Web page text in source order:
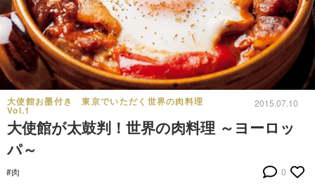
大使館お墨付き 東京でいただく世界の肉料理
Vol.1
2015.07.10
大使館が太鼓判！世界の肉料理 ～ヨーロッ
パ～
#肉 0